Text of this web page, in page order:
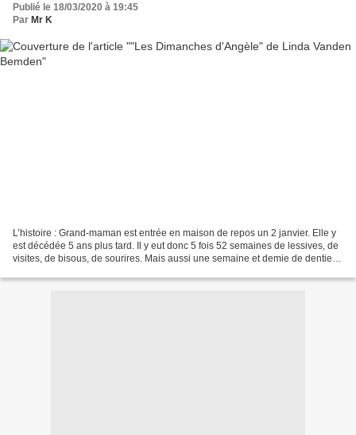
Publié le 18/03/2020 à 19:45
Par Mr K
L’histoire : Grand-maman est entrée en maison de repos un 2 janvier. Elle y
est décédée 5 ans plus tard. Il y eut donc 5 fois 52 semaines de lessives, de
visites, de bisous, de sourires. Mais aussi une semaine et demie de dentier